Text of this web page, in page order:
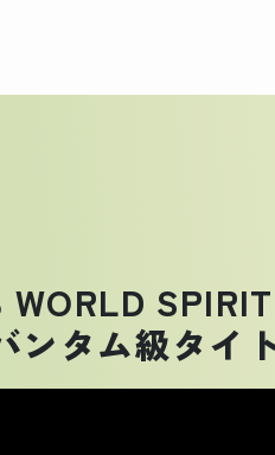
サービス
WORLD
ンタム級タイ